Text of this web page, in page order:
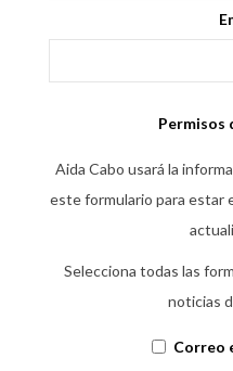
Permisos
Aida Cabo usará la
este formulario para estar
Selecciona todas las
noticias
Correo